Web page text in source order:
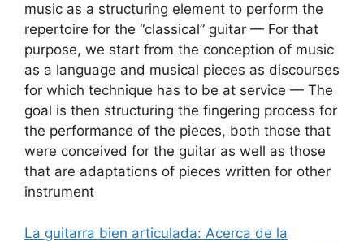
music as a structuring element to perform the
repertoire for the “classical” guitar — For that
purpose, we start from the conception of music
as a language and musical pieces as discourses
for which technique has to be at service — The
goal is then structuring the fingering process for
the performance of the pieces, both those that
were conceived for the guitar as well as those
that are adaptations of pieces written for other
instrument
La guitarra bien articulada: Acerca de la